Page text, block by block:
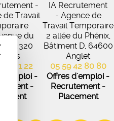
Masquer le
-
de Travail
du
33320
45 21 22
-
-
IA Recrutement
- Agence de
Travail Temporaire
2 allée du Phénix,
Bâtiment D, 64600
Anglet
05 59 42 80 80
Offres d'emploi -
Recrutement -
Placement